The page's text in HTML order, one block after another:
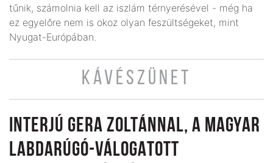
tűnik, számolnia kell az iszlám térnyerésével - még ha
ez egyelőre nem is okoz olyan feszültségeket, mint
Nyugat-Európában.
KÁVÉSZÜNET
INTERJÚ GERA ZOLTÁNNAL, A MAGYAR
LABDARÚGÓ-VÁLOGATOTT